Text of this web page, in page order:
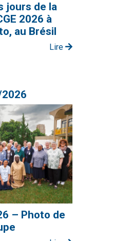
jours de la
2026 à
au Brésil
Lire
– Photo de